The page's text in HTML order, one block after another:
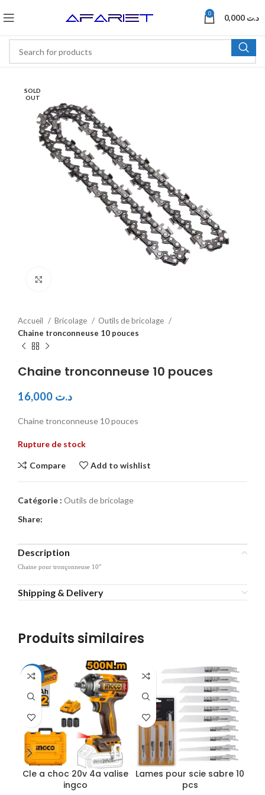
0 د.ت
SOLD
OUT
Accueil Bricolage
Outils de bricolage
Chaine tronconneuse 10 pouces
Chaine tronconneuse 10 pouces
د.ت
Chaine tronconneuse 10 pouces
Rupture de stock
Compare Add to wishlist
Catégorie : Outils de bricolage
Share:
Description
Chaine pour tronçonneuse 10″
Shipping & Delivery
Produits similaires
-10%
Cle a choc 20v 4a valise
ingco
Lames pour scie sabre 10
pcs